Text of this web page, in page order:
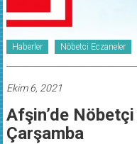
Haberler Nöbetci Eczaneler
Ekim 6, 2021
Afşin’de
Çarşamba